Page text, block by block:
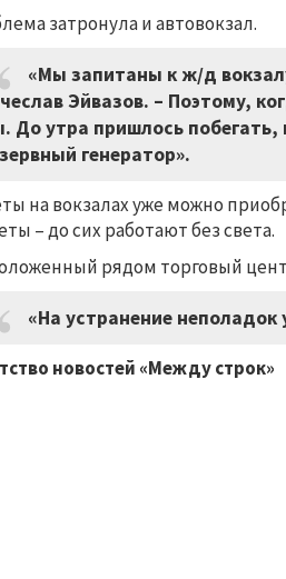
затронула и автовокзал.
«Мы запитаны к ж/д
Эйвазов. – Поэтому,
До утра пришлось
генератор».
на вокзалах уже можно
– до сих работают без света.
рядом торговый
«На устранение
новостей «Между строк»